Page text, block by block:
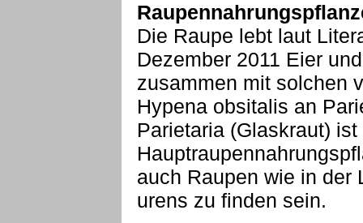
Die Raupe lebt laut
Dezember 2011 Eier
zusammen mit solchen
Hypena obsitalis an
Parietaria (Glaskraut)
auch Raupen wie in der
urens zu finden sein.